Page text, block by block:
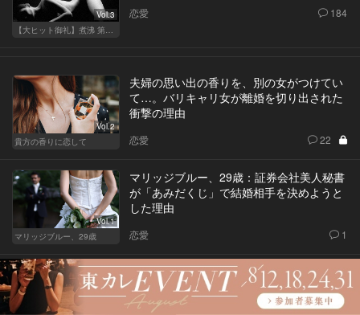
Vol.3
【大ヒット御礼】煮沸 第二章
恋愛 184
Vol.2
貴方の香りに恋して
夫婦の思い出の香りを、別の女がつけてい
て…。バリキャリ女が離婚を切り出された
衝撃の理由
恋愛 22
Vol.1
マリッジブルー、29歳
マリッジブルー、29歳：証券会社美人秘書
が「あみだくじ」で結婚相手を決めようと
した理由
恋愛 1
婚約破棄した元カレの実家に、ノコノコ足
を運んだ女。そこで目を疑う光景に遭遇
し…。